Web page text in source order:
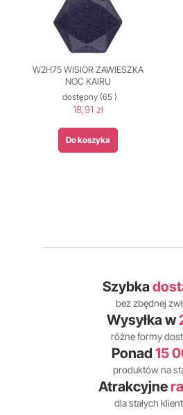
W2H75 WISIOR ZAWIESZKA
NOC KAIRU
dostępny (65 )
18,91 zł
Do koszyka
Szybka
bez zbędnej
Wysyłka w
różne formy
Ponad 15
produktów na
Atrakcyjne
dla stałych